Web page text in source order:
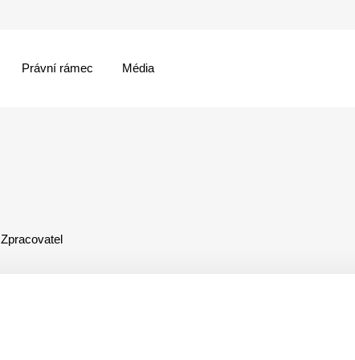
Právní rámec Média
Zpracovatel